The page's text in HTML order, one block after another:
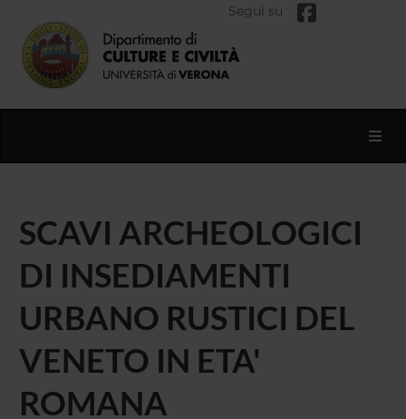
Segui su
SCAVI ARCHEOLOGICI
DI INSEDIAMENTI
URBANO RUSTICI DEL
VENETO IN ETA'
ROMANA